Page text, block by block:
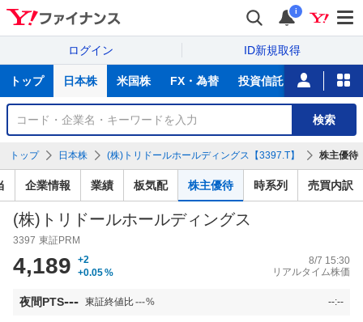
i
ログイン ID新規取得
サ
トップ 日本株 米国株 FX・為替 投資信託 ニュース
銘
検
検索
トップ 日本株 (株)トリドールホールディングス【3397.T】 株主優待
企業情報 業績 板気配 株主優待 時系列 売買内訳
(株)トリドールホールディングス
3397 東証PRM
4,189
+2
+0.05%
8/7 15:30
リアルタイム株価
夜間PTS--- 東証終値比---% --:--